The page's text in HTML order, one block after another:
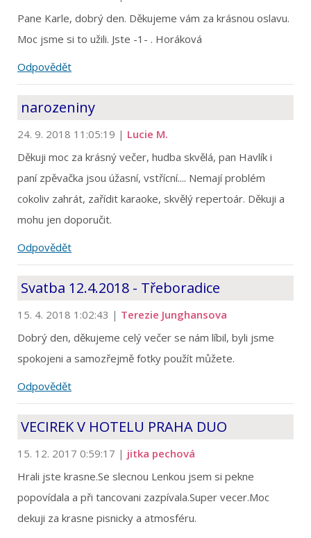
Pane Karle, dobrý den. Děkujeme vám za krásnou oslavu.
Moc jsme si to užili. Jste -1- . Horáková
Odpovědět
narozeniny
24. 9. 2018 11:05:19 | Lucie M.
Děkuji moc za krásný večer, hudba skvělá, pan Havlík i
paní zpěvačka jsou úžasní, vstřícní.... Nemají problém
cokoliv zahrát, zařídit karaoke, skvělý repertoár. Děkuji a
mohu jen doporučit.
Odpovědět
Svatba 12.4.2018 - Třeboradice
15. 4. 2018 1:02:43 | Terezie Junghansova
Dobrý den, děkujeme celý večer se nám líbil, byli jsme
spokojeni a samozřejmě fotky použít můžete.
Odpovědět
VECIREK V HOTELU PRAHA DUO
15. 12. 2017 0:59:17 | jitka pechová
Hrali jste krasne.Se slecnou Lenkou jsem si pekne
popovídala a při tancovani zazpívala.Super vecer.Moc
dekuji za krasne pisnicky a atmosféru.